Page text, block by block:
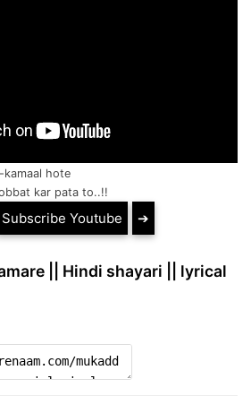
kamaal hote
kar pata to..!!
Subscribe Youtube ➔
|| Hindi shayari || lyrical